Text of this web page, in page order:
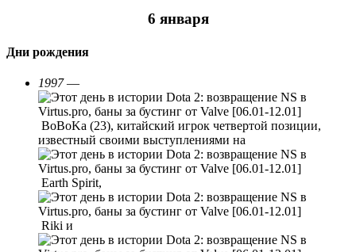
6 января
Дни рождения
1997—
BoBoKa (23), китайский игрок четвертой позиции,
известный своими выступлениями на
Earth Spirit,
Riki и